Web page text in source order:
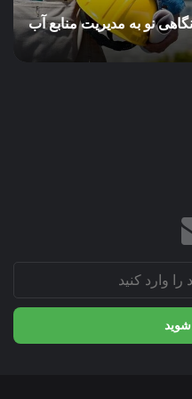
نو به مدیریت منابع آب